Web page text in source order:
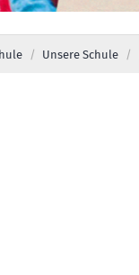
Unsere Schule